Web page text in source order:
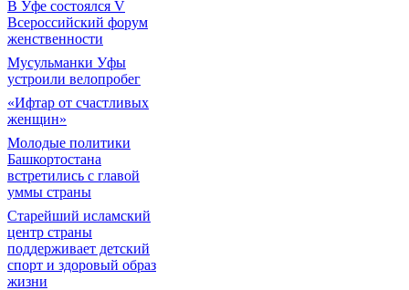
В Уфе состоялся V
Всероссийский форум
женственности
Мусульманки Уфы
устроили велопробег
«Ифтар от счастливых
женщин»
Молодые политики
Башкортостана
встретились с главой
уммы страны
Старейший исламский
центр страны
поддерживает детский
спорт и здоровый образ
жизни